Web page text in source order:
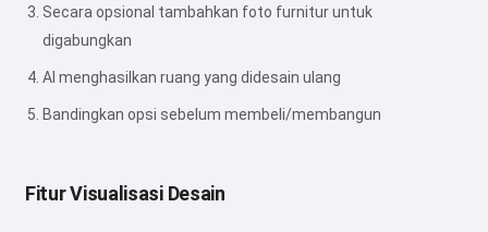
Secara opsional tambahkan foto furnitur untuk
digabungkan
AI menghasilkan ruang yang didesain ulang
Bandingkan opsi sebelum membeli/membangun
Fitur Visualisasi Desain